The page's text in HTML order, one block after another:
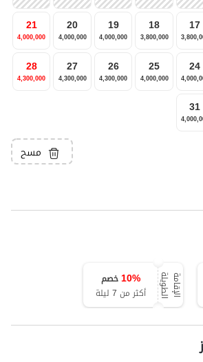
17
18
3,800,000
19
4,000,000
20
4,000,000
21
4,000,000
24
25
4,000,000
26
4,300,000
27
4,300,000
28
4,300,000
31
مسح
ا
ل
إ
ق
ا
م
ة
ا
ل
ط
و
ي
لة 10%
خصم
أكثر من 7 ليلة